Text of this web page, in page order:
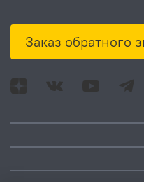
Заказ обратного